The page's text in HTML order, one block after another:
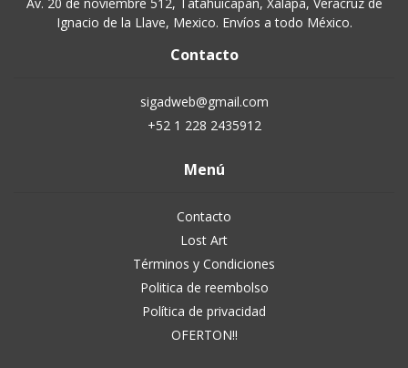
Ignacio de la Llave, Mexico. Envíos a todo México.
Contacto
sigadweb@gmail.com
+52 1 228 2435912
Menú
Contacto
Lost Art
Términos y Condiciones
Politica de reembolso
Política de privacidad
OFERTON!!